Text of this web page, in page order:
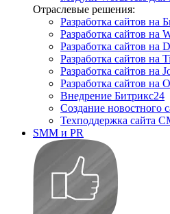
Отраслевые решения:
Разработка сайтов на
Разработка сайтов на
Разработка сайтов на
Разработка сайтов на
Разработка сайтов на
Разработка сайтов на
Внедрение Битрикс24
Создание новостного
Техподдержка сайта
SMM и PR